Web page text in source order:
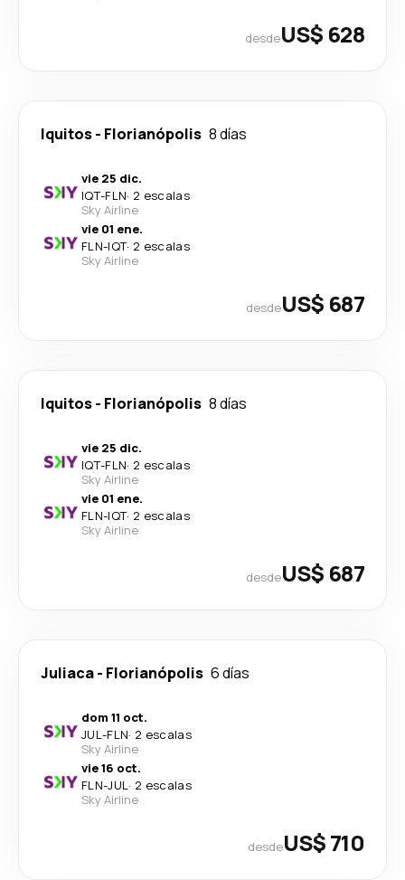
desdeUS$ 628
Iquitos- Florianópolis 8 días
vie 25 dic.
IQT-FLN· 2 escalas
Sky Airline
vie 01 ene.
FLN-IQT· 2 escalas
Sky Airline
desdeUS$ 687
Iquitos- Florianópolis 8 días
vie 25 dic.
IQT-FLN· 2 escalas
Sky Airline
vie 01 ene.
FLN-IQT· 2 escalas
Sky Airline
desdeUS$ 687
Juliaca- Florianópolis 6 días
dom 11 oct.
JUL-FLN· 2 escalas
Sky Airline
vie 16 oct.
FLN-JUL· 2 escalas
Sky Airline
desdeUS$ 710